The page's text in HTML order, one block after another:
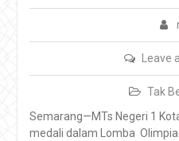
Leave
Tak
Semarang—MTs Negeri 1
medali dalam Lomba